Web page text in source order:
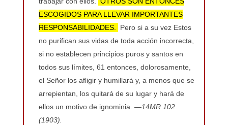
ESCOGIDOS PARA LLEVAR IMPORTANTES
RESPONSABILIDADES.
Pero si a su vez Estos
no purifican sus vidas de toda acción incorrecta,
si no establecen principios puros y santos en
todos sus límites, 61 entonces, dolorosamente,
el Señor los afligir y humillará y, a menos que se
arrepientan, los quitará de su lugar y hará de
ellos un motivo de ignominia. —14MR 102
(1903).